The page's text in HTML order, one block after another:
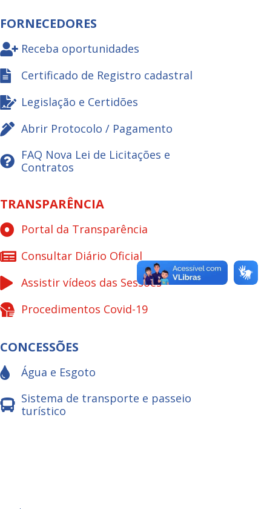
FORNECEDORES
Receba oportunidades
Certificado de Registro cadastral
Legislação e Certidões
Abrir Protocolo / Pagamento
FAQ Nova Lei de Licitações e
Contratos
TRANSPARÊNCIA
Portal da Transparência
Consultar Diário Oficial
Assistir vídeos das Sessões
Procedimentos Covid-19
CONCESSÕES
Água e Esgoto
Sistema de transporte e passeio
turístico